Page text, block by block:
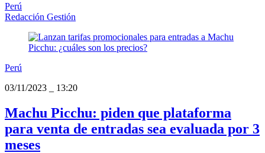
Perú
Redacción Gestión
Perú
03/11/2023
13:20
Machu Picchu: piden que plataforma
para venta de entradas sea evaluada por 3
meses